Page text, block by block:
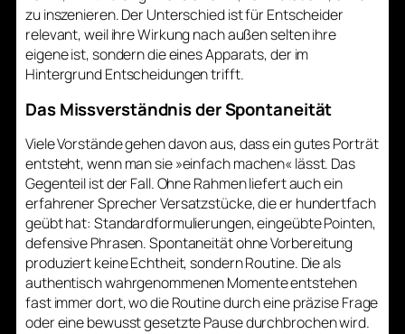
zu inszenieren. Der Unterschied ist für Entscheider
relevant, weil ihre Wirkung nach außen selten ihre
eigene ist, sondern die eines Apparats, der im
Hintergrund Entscheidungen trifft.
Das Missverständnis der Spontaneität
Viele Vorstände gehen davon aus, dass ein gutes Porträt
entsteht, wenn man sie »einfach machen« lässt. Das
Gegenteil ist der Fall. Ohne Rahmen liefert auch ein
erfahrener Sprecher Versatzstücke, die er hundertfach
geübt hat: Standardformulierungen, eingeübte Pointen,
defensive Phrasen. Spontaneität ohne Vorbereitung
produziert keine Echtheit, sondern Routine. Die als
authentisch wahrgenommenen Momente entstehen
fast immer dort, wo die Routine durch eine präzise Frage
oder eine bewusst gesetzte Pause durchbrochen wird.